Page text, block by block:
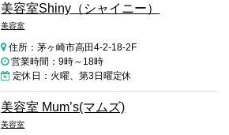
美容室Shiny（シャイニー）
美容室
住所：茅ヶ崎市高田4-2-18-2F
営業時間：9時～18時
定休日：火曜、第3日曜定休
美容室 Mum’s(マムズ)
美容室